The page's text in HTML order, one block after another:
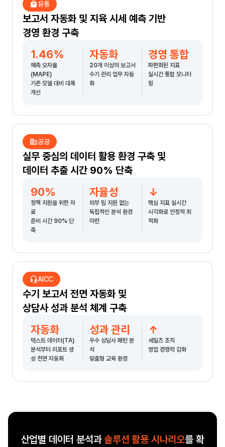
local_mall유통
보고서 자동화 및 지육 시세 예측 기반
경영 환경 구축
1.46%
예측 오차율
(MAPE)
기존 모델 대비 대폭
개선
자동화
20개 이상의 보고서
수기 관리 업무 자동
화
경영 통합
파편화된 지표
실시간 통합 모니터
링
corporate_fare공공
실무 중심의 데이터 활용 환경 구축 및
데이터 추출 시간 90% 단축
90%
정책 지원을 위한 자
료
준비 시간 90% 단
축
자율성
외부 팀 지원 없는
독립적인 분석 환경
마련
↓
핵심 지표 실시간
시각화로 안정적 최
적화
headset_micAICC
수기 보고서 전면 자동화 및
상담사 성과 분석 체계 구축
자동화
텍스트 데이터(TA)
분석부터 리포트 생
성 전면 자동화
성과 관리
우수 상담사 패턴 분
석
맞춤형 교육 환경
↑
세일즈 조직
영업 경쟁력 강화
산업별 데이터 분석과솔루션 활용 시나리오를 확